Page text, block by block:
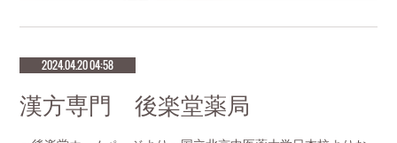
2024.04.20 04:58
漢方専門 後楽堂薬局